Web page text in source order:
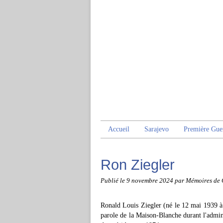
Accueil Sarajevo Première
Ron Ziegler
Publié le 9 novembre 2024 par Mémoires de
Ronald Louis Ziegler (né le 12 mai 1939
parole de la Maison-Blanche durant